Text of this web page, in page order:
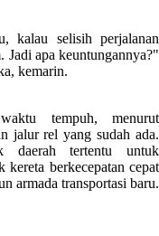
kalau selisih perjalanan
Jadi apa keuntungannya?"
kemarin.
tempuh, menurut
jalur rel yang sudah ada.
daerah tertentu untuk
kereta berkecepatan cepat
armada transportasi baru.